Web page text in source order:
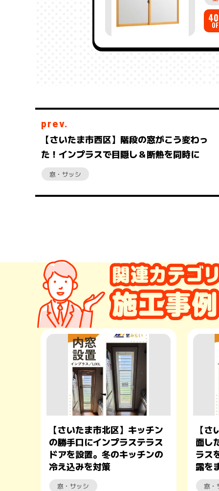
40
prev.
【さいたま市西区】階段の窓がこう変わっ
た！インプラスで目隠し＆断熱を同時に
窓・サッシ
【さいたま市北区】キッチン
の勝手口にインプラステラス
ドアを設置。冬のキッチンの
冷え込みを対策
窓・サッシ
【
面し
ラス
露を
窓・